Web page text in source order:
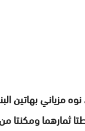
مزياني بهاتين
ثمارهما ومكنتا